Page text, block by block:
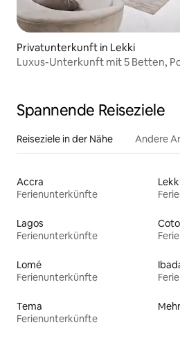
Privatunterkunft in Lekki
Luxus-Unterkunft mit 5 Betten,
Spannende Reiseziele
Reiseziele in der Nähe Andere
Accra
Ferienunterkünfte
Lagos
Ferienunterkünfte
Lomé
Ferienunterkünfte
Tema
Ferienunterkünfte